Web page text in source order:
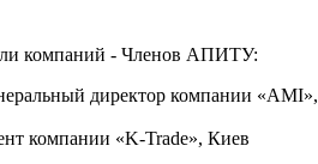
компаний - Членов АПИТУ:
директор компании «АМІ»,
компании «K-Trade», Киев